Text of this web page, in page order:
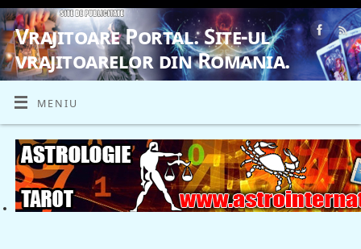
Vrajitoare Portal. Site-ul
vrajitoarelor din Romania.
VRAJITOARE, VRAJITOARELE, VRAJITOARE
MENIU